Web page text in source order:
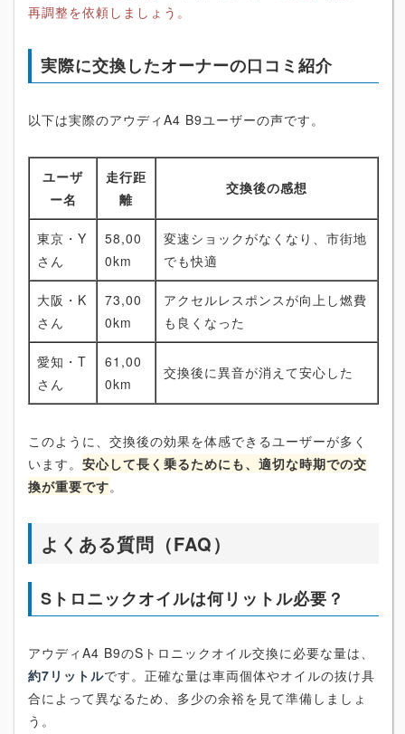
再調整を依頼しましょう。
実際に交換したオーナーの口コミ紹介
以下は実際のアウディA4 B9ユーザーの声です。
ユーザ
ー名
走行距
離
交換後の感想
東京・Y
さん
58,00
0km
変速ショックがなくなり、市街地
でも快適
大阪・K
さん
73,00
0km
アクセルレスポンスが向上し燃費
も良くなった
愛知・T
さん
61,00
0km
交換後に異音が消えて安心した
このように、交換後の効果を体感できるユーザーが多く
います。 安心して長く乗るためにも、適切な時期での交
換が重要です。
よくある質問（FAQ）
Sトロニックオイルは何リットル必要？
アウディA4 B9のSトロニックオイル交換に必要な量は、
約7リットルです。正確な量は車両個体やオイルの抜け具
合によって異なるため、多少の余裕を見て準備しましょ
う。